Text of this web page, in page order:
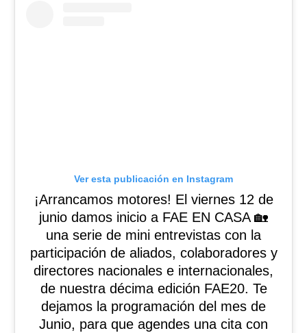
Ver esta publicación en Instagram
¡Arrancamos motores! El viernes 12 de
junio damos inicio a FAE EN CASA 🏡
una serie de mini entrevistas con la
participación de aliados, colaboradores y
directores nacionales e internacionales,
de nuestra décima edición FAE20. Te
dejamos la programación del mes de
Junio, para que agendes una cita con